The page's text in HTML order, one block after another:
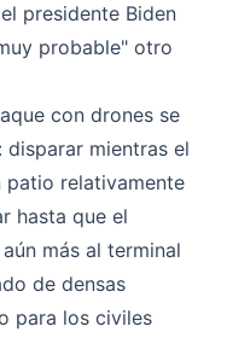
presidente Biden
probable" otro
con drones se
mientras el
patio relativamente
hasta que el
más al terminal
de densas
para los civiles